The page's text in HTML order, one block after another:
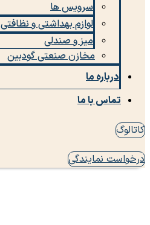
سرویس ها
لوازم بهداشتی و نظافتی
میز و صندلی
مخازن صنعتی گودبین
درباره ما
تماس با ما
کاتالوگ
درخواست نمایندگی